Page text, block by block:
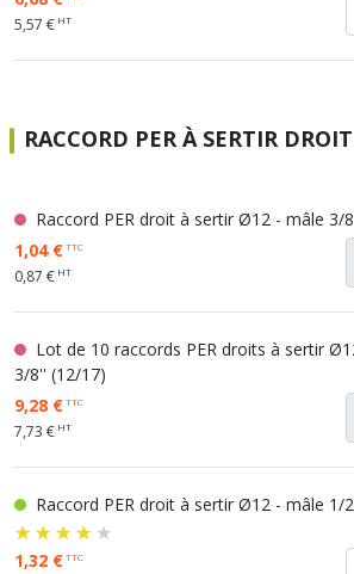
5,57 € HT
RACCORD PER À SERTIR
Raccord PER droit à sertir Ø12 - mâle 3/
1,04 €TTC
0,87 € HT
Lot de 10 raccords PER droits à sertir
3/8'' (12/17)
9,28 €TTC
7,73 € HT
Raccord PER droit à sertir Ø12 - mâle 1/
1,32 €TTC